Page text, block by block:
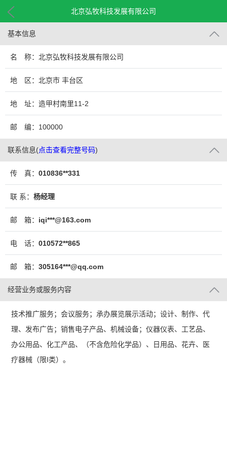
北京弘牧科技发展有限公司
基本信息
名 称：北京弘牧科技发展有限公司
地 区：北京市 丰台区
地 址：造甲村南里11-2
邮 编：100000
联系信息(点击查看完整号码)
传 真： 010836**331
联 系： 杨经理
邮 箱： iqi***@163.com
电 话： 010572**865
邮 箱： 305164***@qq.com
经营业务或服务内容
技术推广服务；会议服务；承办展览展示活动；设计、制作、代
理、发布广告；销售电子产品、机械设备；仪器仪表、工艺品、
办公用品、化工产品、（不含危险化学品）、日用品、花卉、医
疗器械（限I类）。